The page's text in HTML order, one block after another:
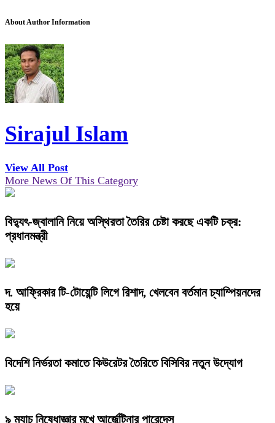
About Author Information
Sirajul Islam
View All Post
More News Of This Category
বিদ্যুৎ-জ্বালানি নিয়ে অস্থিরতা তৈরির চেষ্টা করছে একটি চক্র:
প্রধানমন্ত্রী
দ. আফ্রিকার টি-টোয়েন্টি লিগে রিশাদ, খেলবেন বর্তমান চ্যাম্পিয়নদের
হয়ে
বিদেশি নির্ভরতা কমাতে কিউরেটর তৈরিতে বিসিবির নতুন উদ্যোগ
৯ ম্যাচ নিষেধাজ্ঞার মুখে আর্জেন্টিনার পারেদেস